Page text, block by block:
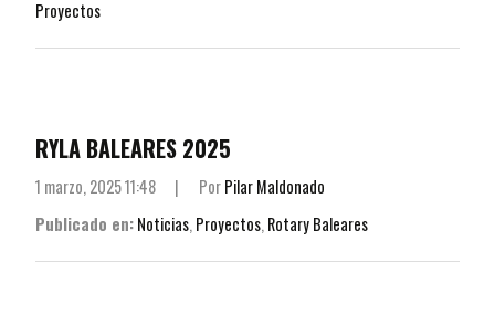
Proyectos
RYLA BALEARES 2025
1 marzo, 2025 11:48 | PorPilar Maldonado
Publicado en:Noticias, Proyectos, Rotary Baleares